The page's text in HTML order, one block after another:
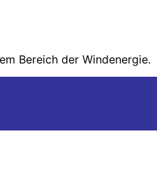
Bereich der Wind­energie.